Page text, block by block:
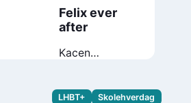
Felix ever
after
Kacen
LHBT+
Skolehverdag